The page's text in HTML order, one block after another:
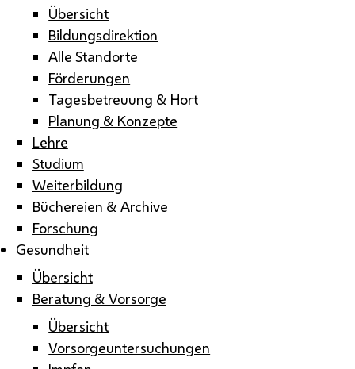
Übersicht
Bildungsdirektion
Alle Standorte
Förderungen
Tagesbetreuung & Hort
Planung & Konzepte
Lehre
Studium
Weiterbildung
Büchereien & Archive
Forschung
Gesundheit
Übersicht
Beratung & Vorsorge
Übersicht
Vorsorgeuntersuchungen